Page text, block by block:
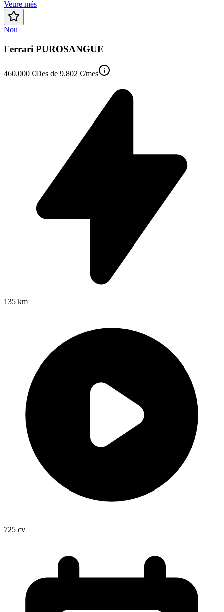
Veure més
Nou
Ferrari PUROSANGUE
460.000 €Des de 9.802 €/mes
135 km
725 cv